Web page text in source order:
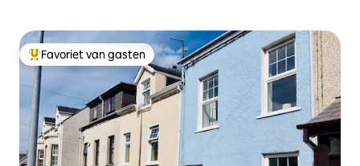
Topfavoriet van gasten
Favoriet van gasten